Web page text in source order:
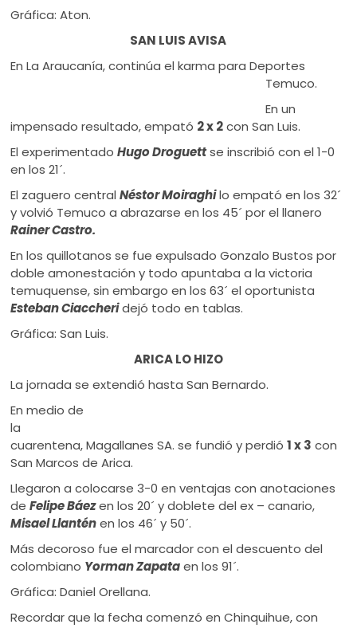
Gráfica: Aton.
SAN LUIS AVISA
En La Araucanía, continúa el karma para Deportes
Temuco.
En un
impensado resultado, empató 2 x 2con San Luis.
El experimentadoHugo Droguettse inscribió con el 1-0
en los 21´.
El zaguero centralNéstor Moiraghilo empató en los 32´
y volvió Temuco a abrazarse en los 45´ por el llanero
Rainer Castro.
En los quillotanos se fue expulsado Gonzalo Bustos por
doble amonestación y todo apuntaba a la victoria
temuquense, sin embargo en los 63´ el oportunista
EstebanCiaccheridejó todo en tablas.
Gráfica: San Luis.
ARICA LO HIZO
La jornada se extendió hasta San Bernardo.
En medio de
la
cuarentena, Magallanes SA. se fundió y perdió1 x 3 con
San Marcos de Arica.
Llegaron a colocarse 3-0 en ventajas con anotaciones
deFelipe Báezen los 20´ y doblete del ex – canario,
Misael Llanténen los 46´ y 50´.
Más decoroso fue el marcador con el descuento del
colombiano Yorman Zapata en los 91´.
Gráfica: Daniel Orellana.
Recordar que la fecha comenzó en Chinquihue, con